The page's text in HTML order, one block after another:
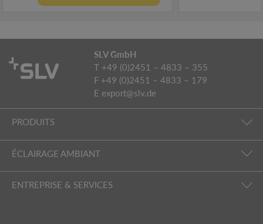
SLV GmbH
T +49 (0)2451 – 4833 – 355
F +49 (0)2451 – 4833 – 179
E export@slv.de
PRODUITS
ÉCLAIRAGE AMBIANT
ENTREPRISE & SERVICES